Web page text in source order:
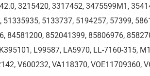
3215420, 3317452, 3475599M1,
5133737, 5194257, 57399,
84581200, 852041399, 85806976,
L99587, LA5970, LL-7160-315,
V600232, VA118370, VOE11709360,